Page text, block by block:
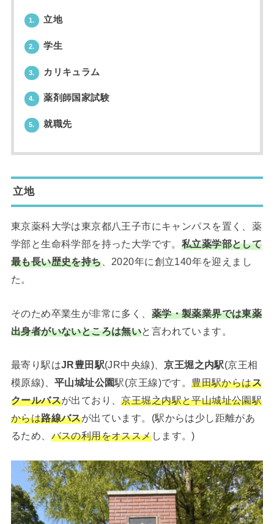
1. 立地
2. 学生
3. カリキュラム
4. 薬剤師国家試験
5. 就職先
立地
東京薬科大学は東京都八王子市にキャンパスを置く、薬
学部と生命科学部を持った大学です。 私立薬学部として
最も長い歴史を持ち、2020年に創立140年を迎えまし
た。
そのため卒業生が非常に多く、 薬学・製薬業界では東薬
出身者がいないところは無いと言われています。
最寄り駅はJR豊田駅(JR中央線)、京王堀之内駅(京王相
模原線)、 平山城址公園駅(京王線)です。豊田駅からはス
クールバスが出ており、京王堀之内駅と平山城址公園駅
からは路線バスが出ています。(駅からは少し距離があ
るため、 バスの利用をオススメします。)